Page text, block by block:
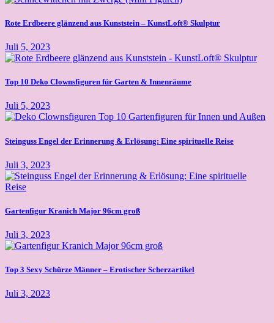
Rote Erdbeere glänzend aus Kunststein – KunstLoft® Skulptur
Juli 5, 2023
Top 10 Deko Clownsfiguren für Garten & Innenräume
Juli 5, 2023
Steinguss Engel der Erinnerung & Erlösung: Eine spirituelle Reise
Juli 3, 2023
Gartenfigur Kranich Major 96cm groß
Juli 3, 2023
Top 3 Sexy Schürze Männer – Erotischer Scherzartikel
Juli 3, 2023